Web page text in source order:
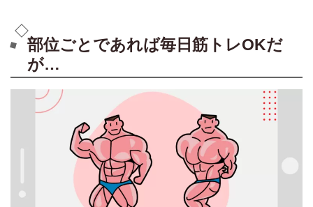
部位ごとであれば毎日筋トレOKだ
が…